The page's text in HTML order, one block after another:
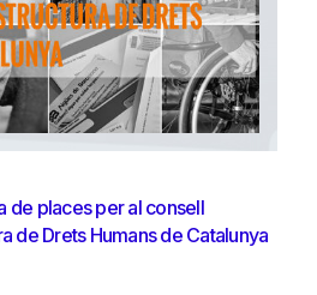
de places per al consell
de Drets Humans de Catalunya